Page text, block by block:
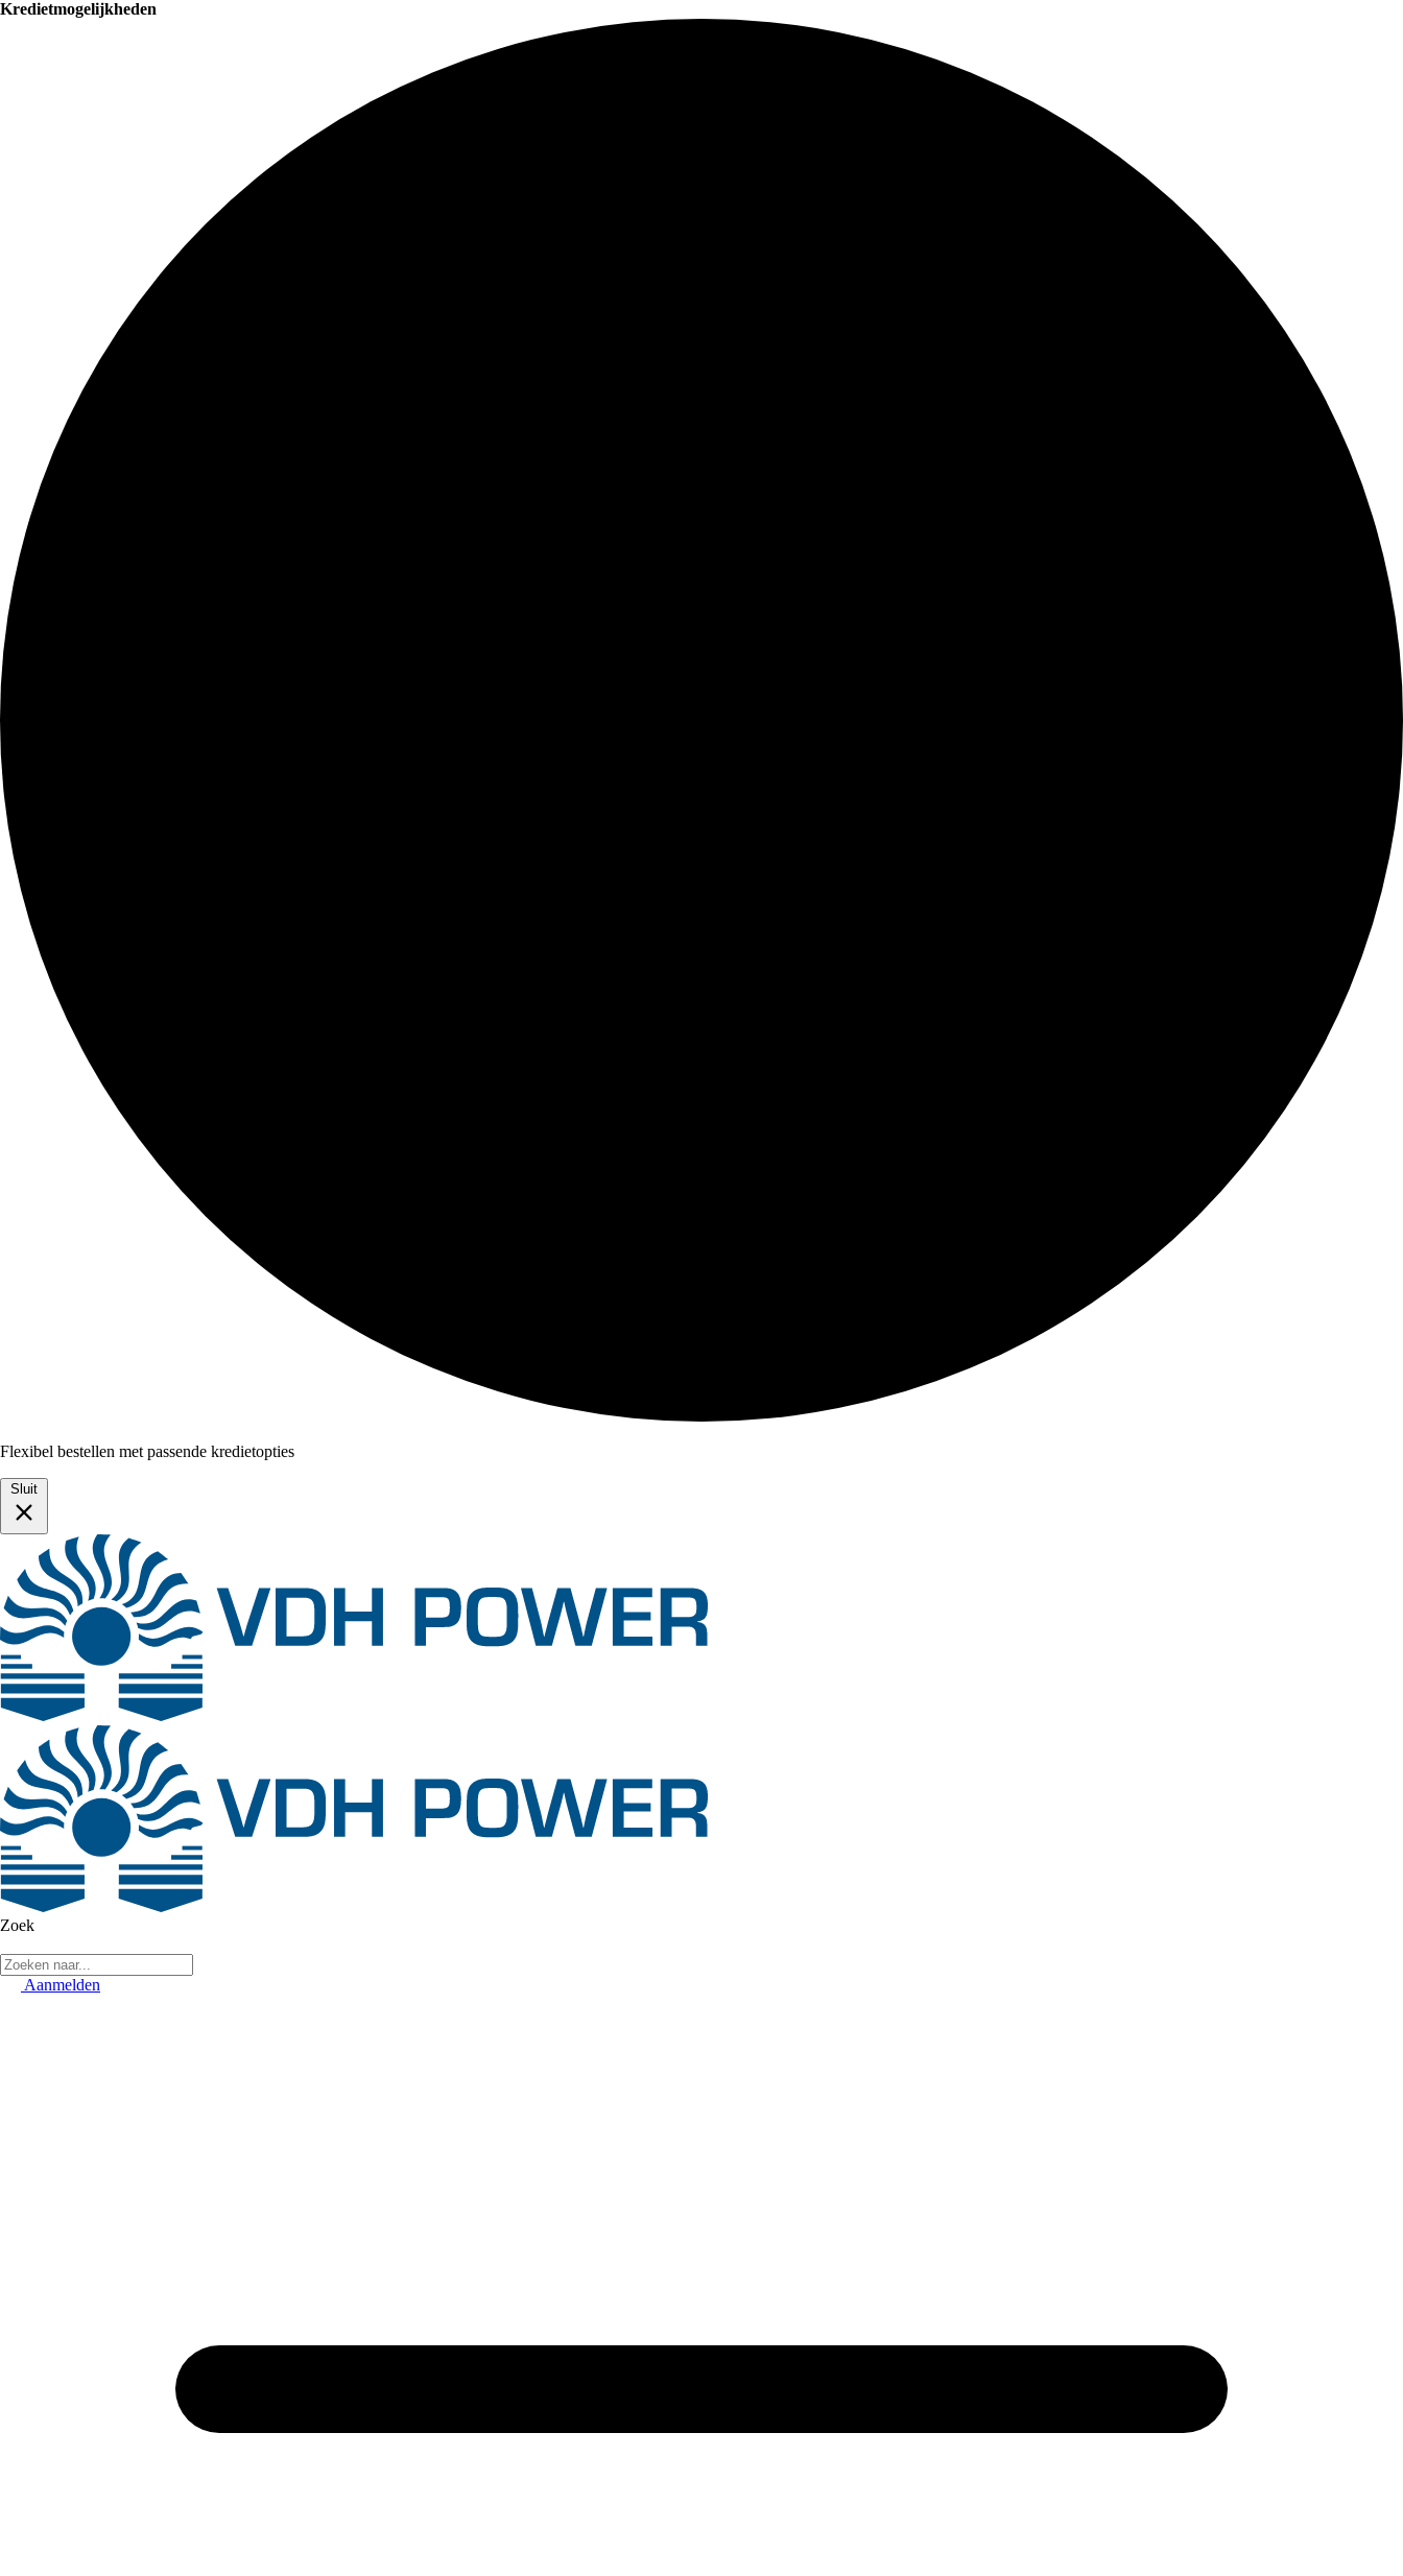
Kredietmogelijkheden
Flexibel bestellen met passende kredietopties
Sluit
Zoek
Aanmelden